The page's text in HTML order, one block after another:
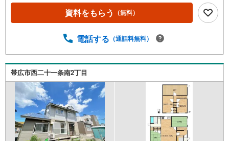
資料をもらう （無料）
電話する （通話料無料）
帯広市西二十一条南2丁目